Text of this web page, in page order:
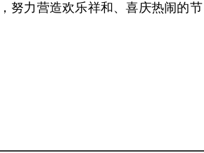
努力营造欢乐祥和、喜庆热闹的节